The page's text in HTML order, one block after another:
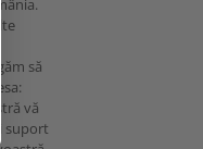
să
vă
suport